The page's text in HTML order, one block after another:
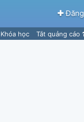
Khóa học Tắt quảng cáo